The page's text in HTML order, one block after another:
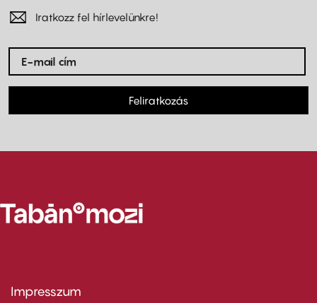
Iratkozz fel hírlevelünkre!
Feliratkozás
Footer
Impresszum